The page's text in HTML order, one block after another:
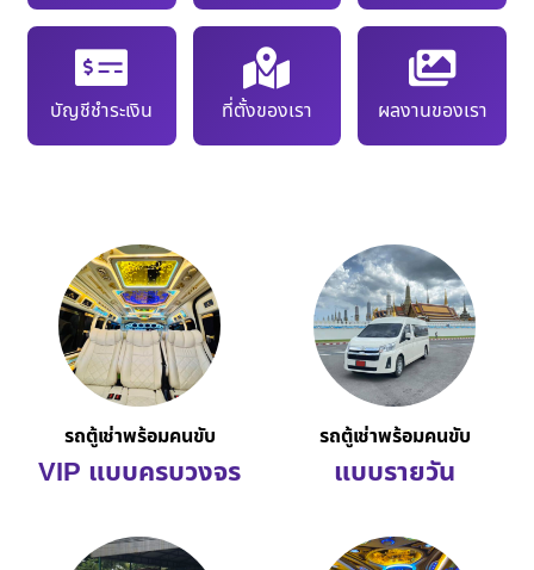
บัญชีชำระเงิน ที่ตั้งของเรา ผลงานของเรา
รถตู้เช่าพร้อมคนขับ
VIP แบบครบวงจร
รถตู้เช่าพร้อมคนขับ
แบบรายวัน